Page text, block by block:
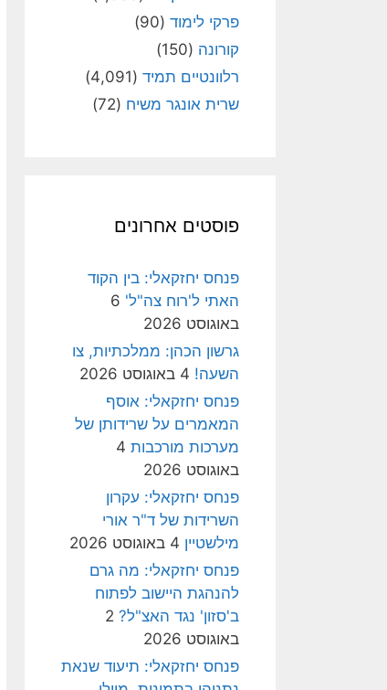
פרקי לימוד (90)
קורונה (150)
רלוונטיים תמיד (4,091)
שרית אונגר משיח (72)
פוסטים אחרונים
פנחס יחזקאלי: בין הקוד
האתי ל'רוח צה"ל' 6
באוגוסט 2026
גרשון הכהן: ממלכתיות, צו
השעה! 4 באוגוסט 2026
פנחס יחזקאלי: אוסף
המאמרים על שרידותן של
מערכות מורכבות 4
באוגוסט 2026
פנחס יחזקאלי: עקרון
השרידות של ד"ר אורי
מילשטיין 4 באוגוסט 2026
פנחס יחזקאלי: מה גרם
להנהגת היישוב לפתוח
ב'סזון' נגד האצ"ל? 2
באוגוסט 2026
פנחס יחזקאלי: תיעוד שנאת